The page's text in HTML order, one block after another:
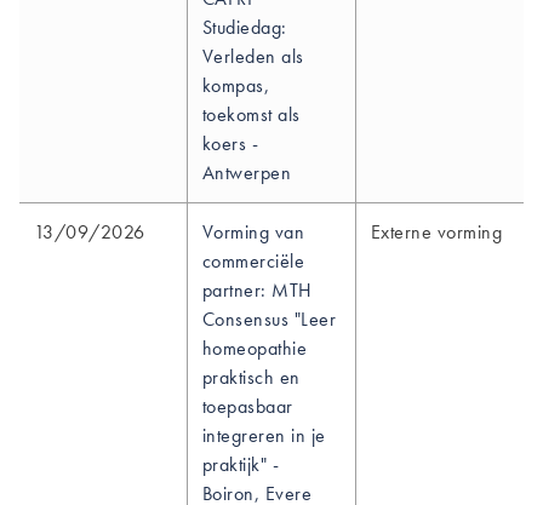
Studiedag:
Verleden als
kompas,
toekomst als
koers -
Antwerpen
13/09/2026
Vorming van
commerciële
partner: MTH
Consensus "Leer
homeopathie
praktisch en
toepasbaar
integreren in je
praktijk" -
Boiron, Evere
Externe vorming